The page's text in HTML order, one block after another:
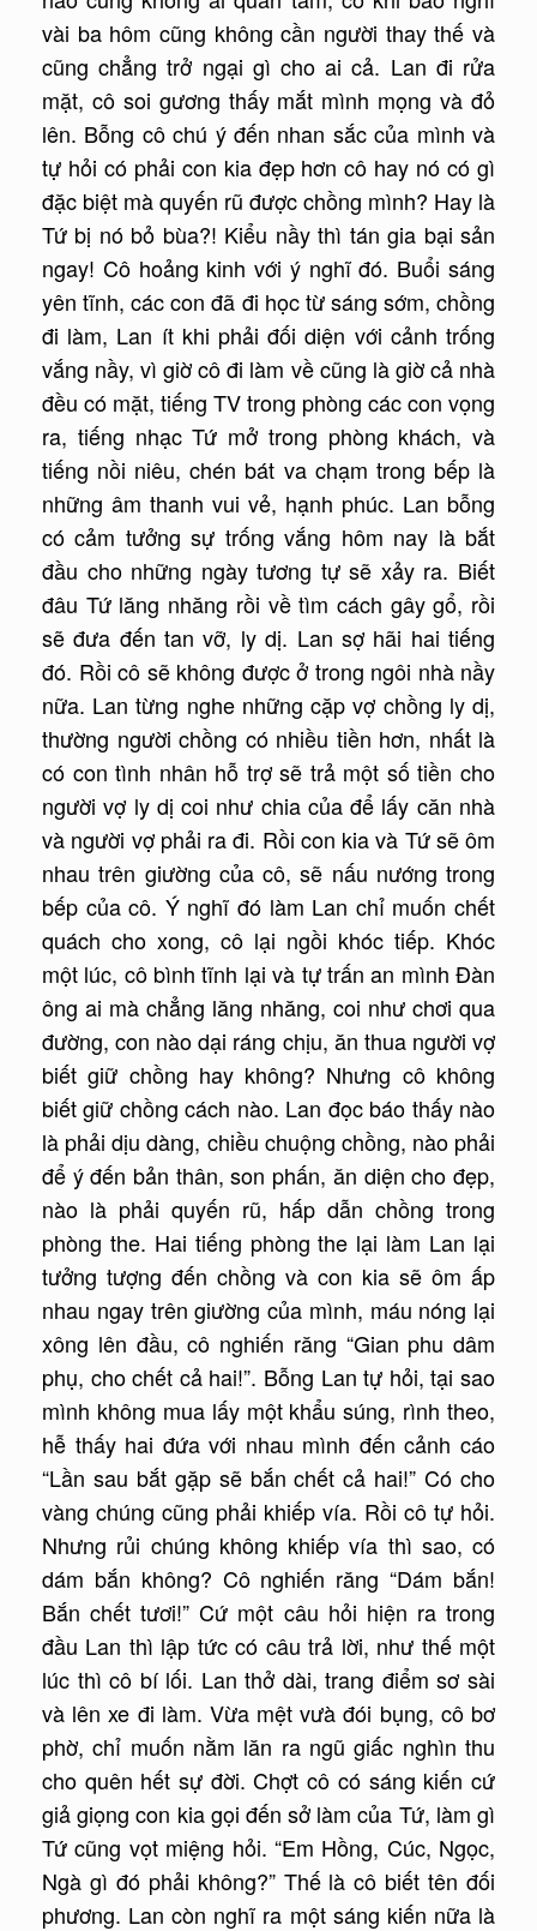
vài ba hôm cũng không cần người thay thế và
cũng chẳng trở ngại gì cho ai cả. Lan đi rửa
mặt, cô soi gương thấy mắt mình mọng và đỏ
lên. Bỗng cô chú ý đến nhan sắc của mình và
tự hỏi có phải con kia đẹp hơn cô hay nó có gì
đặc biệt mà quyến rũ được chồng mình? Hay là
Tứ bị nó bỏ bùa?! Kiểu nầy thì tán gia bại sản
ngay! Cô hoảng kinh với ý nghĩ đó. Buổi sáng
yên tĩnh, các con đã đi học từ sáng sớm, chồng
đi làm, Lan ít khi phải đối diện với cảnh trống
vắng nầy, vì giờ cô đi làm về cũng là giờ cả nhà
đều có mặt, tiếng TV trong phòng các con vọng
ra, tiếng nhạc Tứ mở trong phòng khách, và
tiếng nồi niêu, chén bát va chạm trong bếp là
những âm thanh vui vẻ, hạnh phúc. Lan bỗng
có cảm tưởng sự trống vắng hôm nay là bắt
đầu cho những ngày tương tự sẽ xảy ra. Biết
đâu Tứ lăng nhăng rồi về tìm cách gây gổ, rồi
sẽ đưa đến tan vỡ, ly dị. Lan sợ hãi hai tiếng
đó. Rồi cô sẽ không được ở trong ngôi nhà nầy
nữa. Lan từng nghe những cặp vợ chồng ly dị,
thường người chồng có nhiều tiền hơn, nhất là
có con tình nhân hỗ trợ sẽ trả một số tiền cho
người vợ ly dị coi như chia của để lấy căn nhà
và người vợ phải ra đi. Rồi con kia và Tứ sẽ ôm
nhau trên giường của cô, sẽ nấu nướng trong
bếp của cô. Ý nghĩ đó làm Lan chỉ muốn chết
quách cho xong, cô lại ngồi khóc tiếp. Khóc
một lúc, cô bình tĩnh lại và tự trấn an mình Đàn
ông ai mà chẳng lăng nhăng, coi như chơi qua
đường, con nào dại ráng chịu, ăn thua người vợ
biết giữ chồng hay không? Nhưng cô không
biết giữ chồng cách nào. Lan đọc báo thấy nào
là phải dịu dàng, chiều chuộng chồng, nào phải
để ý đến bản thân, son phấn, ăn diện cho đẹp,
nào là phải quyến rũ, hấp dẫn chồng trong
phòng the. Hai tiếng phòng the lại làm Lan lại
tưởng tượng đến chồng và con kia sẽ ôm ấp
nhau ngay trên giường của mình, máu nóng lại
xông lên đầu, cô nghiến răng “Gian phu dâm
phụ, cho chết cả hai!”. Bỗng Lan tự hỏi, tại sao
mình không mua lấy một khẩu súng, rình theo,
hễ thấy hai đứa với nhau mình đến cảnh cáo
“Lần sau bắt gặp sẽ bắn chết cả hai!” Có cho
vàng chúng cũng phải khiếp vía. Rồi cô tự hỏi.
Nhưng rủi chúng không khiếp vía thì sao, có
dám bắn không? Cô nghiến răng “Dám bắn!
Bắn chết tươi!” Cứ một câu hỏi hiện ra trong
đầu Lan thì lập tức có câu trả lời, như thế một
lúc thì cô bí lối. Lan thở dài, trang điểm sơ sài
và lên xe đi làm. Vừa mệt vưà đói bụng, cô bơ
phờ, chỉ muốn nằm lăn ra ngũ giấc nghìn thu
cho quên hết sự đời. Chợt cô có sáng kiến cứ
giả giọng con kia gọi đến sở làm của Tứ, làm gì
Tứ cũng vọt miệng hỏi. “Em Hồng, Cúc, Ngọc,
Ngà gì đó phải không?” Thế là cô biết tên đối
phương. Lan còn nghĩ ra một sáng kiến nữa là